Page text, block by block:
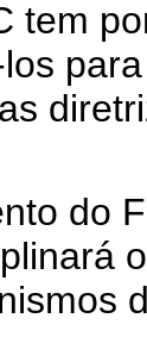
tem
do